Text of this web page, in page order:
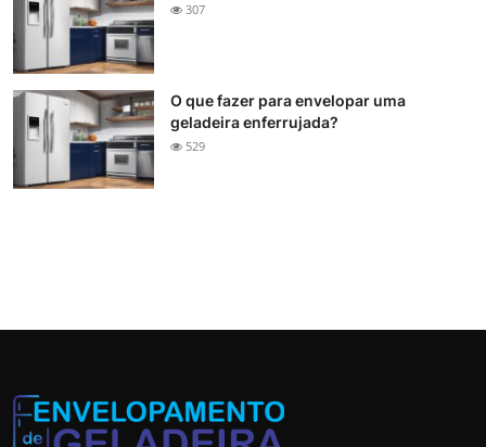
307
O que fazer para envelopar uma
geladeira enferrujada?
529